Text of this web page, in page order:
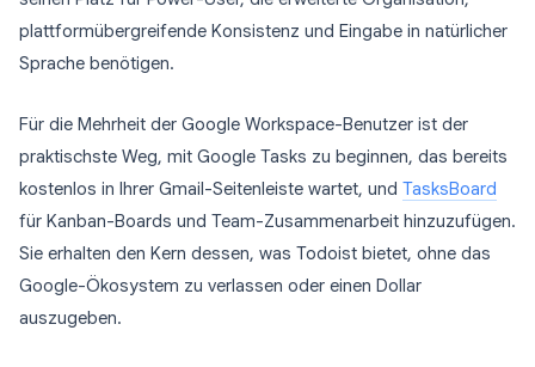
plattformübergreifende Konsistenz und Eingabe in natürlicher
Sprache benötigen.
Für die Mehrheit der Google Workspace-Benutzer ist der
praktischste Weg, mit Google Tasks zu beginnen, das bereits
kostenlos in Ihrer Gmail-Seitenleiste wartet, und TasksBoard
für Kanban-Boards und Team-Zusammenarbeit hinzuzufügen.
Sie erhalten den Kern dessen, was Todoist bietet, ohne das
Google-Ökosystem zu verlassen oder einen Dollar
auszugeben.